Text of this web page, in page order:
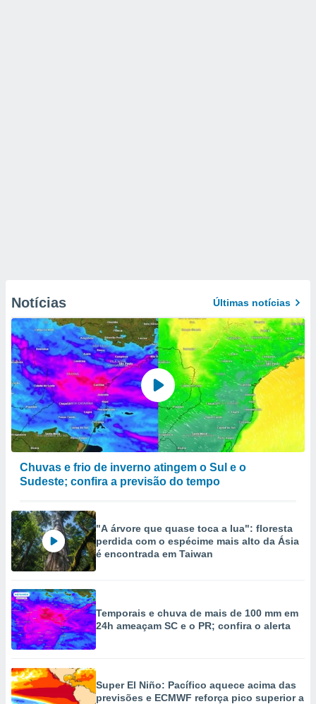
Notícias Últimas notícias
Chuvas e frio de inverno atingem o Sul e o
Sudeste; confira a previsão do tempo
"A árvore que quase toca a lua": floresta
perdida com o espécime mais alto da Ásia
é encontrada em Taiwan
Temporais e chuva de mais de 100 mm em
24h ameaçam SC e o PR; confira o alerta
Super El Niño: Pacífico aquece acima das
previsões e ECMWF reforça pico superior a